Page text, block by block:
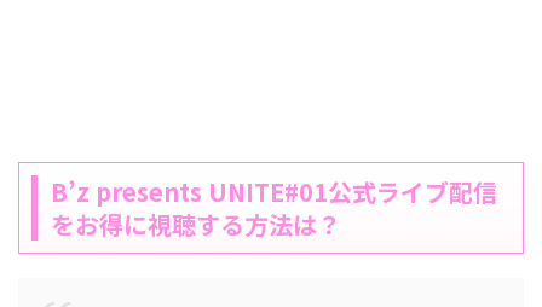
B’z presents UNITE#01公式ライブ配信
をお得に視聴する方法は？